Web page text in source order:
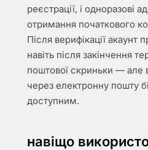
реєстрації, і одноразові
отримання початкового
Після верифікації
навіть після закінчення
поштової скриньки — але
через електронну пошту
доступним.
навіщо